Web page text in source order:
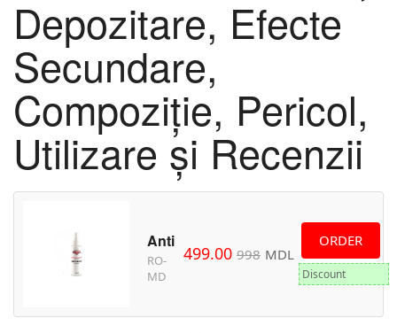
Depozitare, Efecte
Secundare,
Compoziție, Pericol,
Utilizare și Recenzii
Anti
RO-
MD
499.00 998 MDL
ORDER
Discount